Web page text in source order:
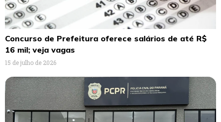
Concurso de Prefeitura oferece salários de até R$
16 mil; veja vagas
15 de julho de 2026